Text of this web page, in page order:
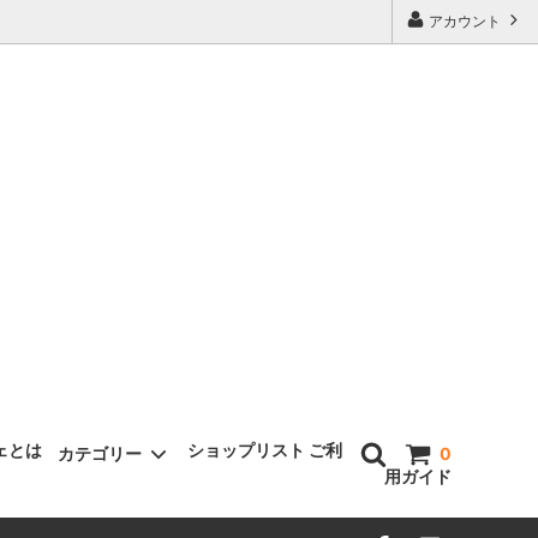
アカウント
とは 0
カテゴリー ショップリスト ご利
用ガイド